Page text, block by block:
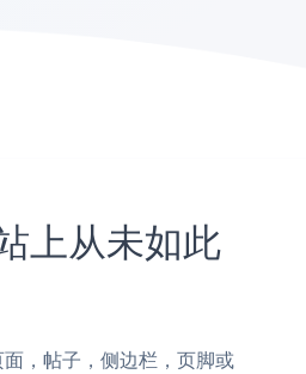
从未如此
，帖子，侧边栏，页脚或